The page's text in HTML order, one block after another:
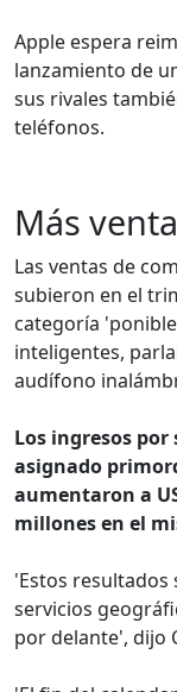
Apple espera
lanzamiento de
sus rivales
teléfonos.
Más
Las ventas de
subieron en el
categoría
inteligentes,
audífono
Los ingresos por
asignado
aumentaron a
millones en el
'Estos
servicios
por delante', dijo